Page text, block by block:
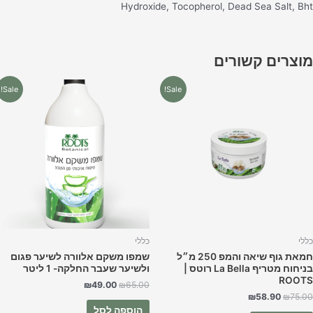
Hydroxide, Tocopherol, Dead Sea Salt,
קשורים
Sale!
חמאת גוף שיאה והמפ 250 מ״ל
בניחוח מטריף La Bella רוטס |
₪
₪58.90
Sale!
כללי
שמפו משקם אלוורה לשיער פגום
ולשיער שעבר החלקה- 1 ליטר
₪65.00
₪65.00.
₪49.00
המחיר
הוספה לסל